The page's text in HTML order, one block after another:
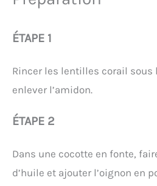
ÉTAPE 1
Rincer les lentilles corail sous
enlever l’amidon.
ÉTAPE 2
Dans une cocotte en fonte,
d’huile et ajouter l’oignon en